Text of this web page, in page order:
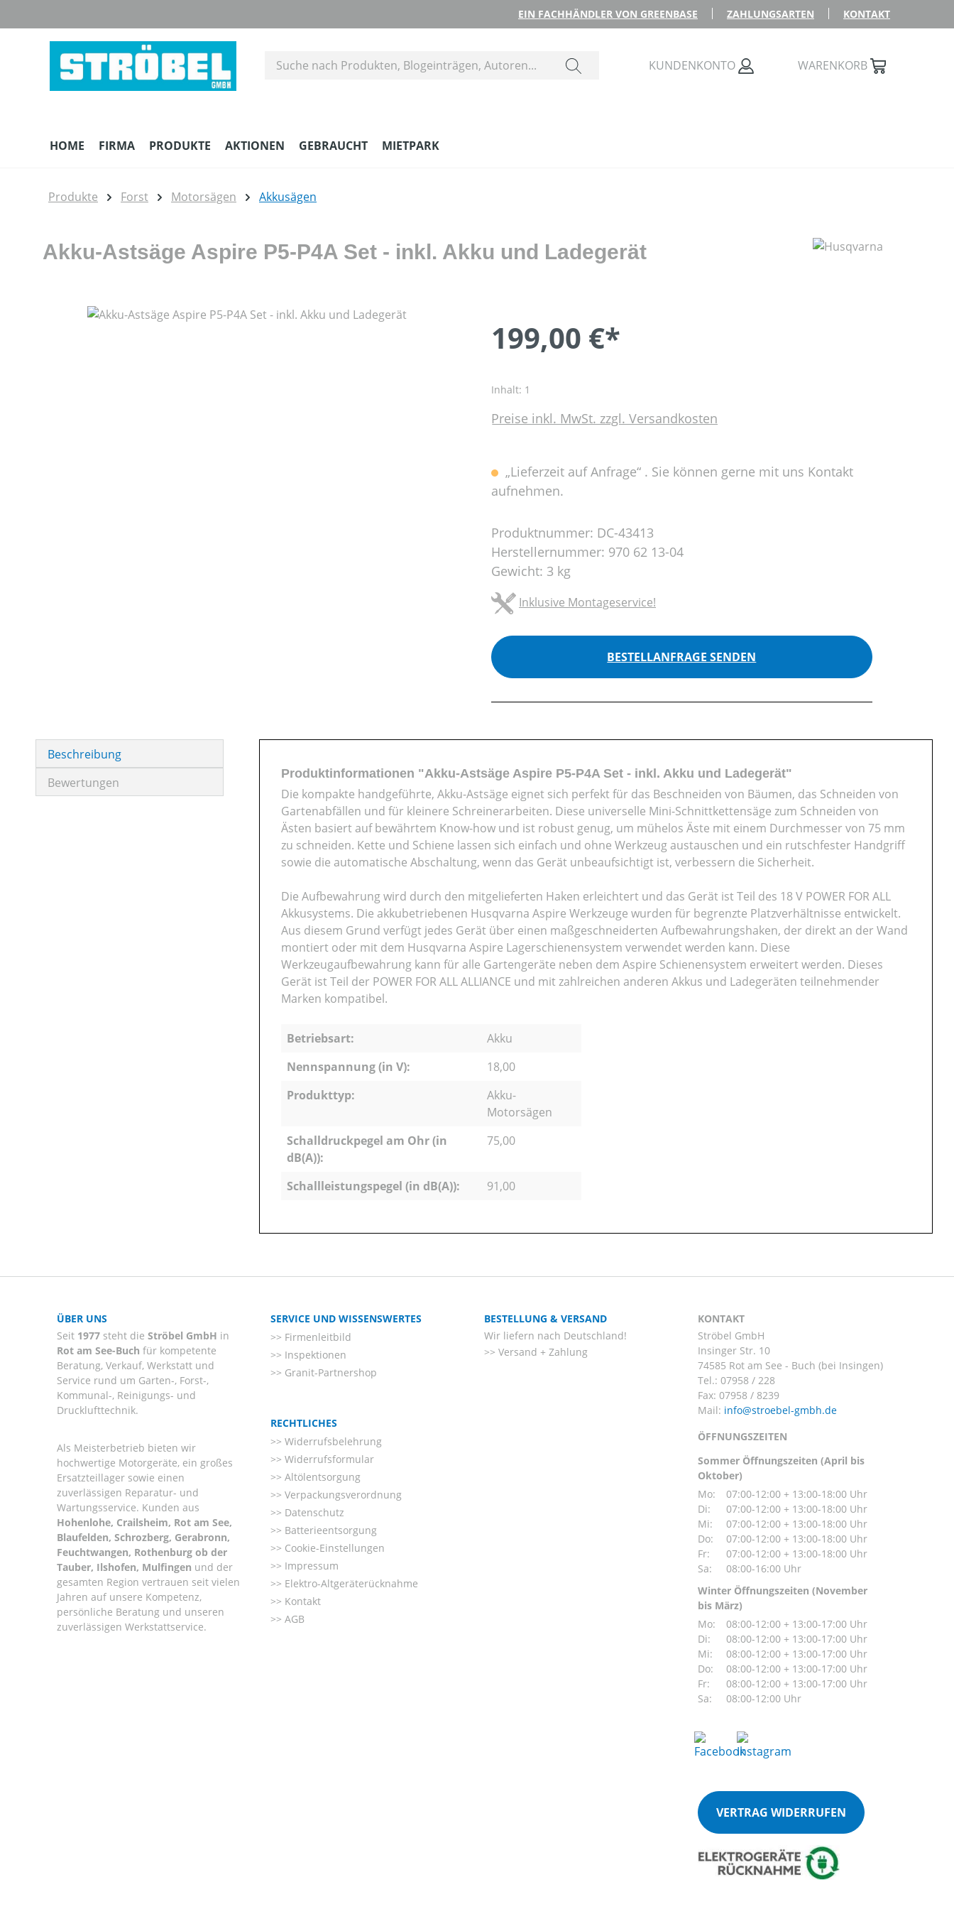
EIN FACHHÄNDLER VON GREENBASE ZAHLUNGSARTEN KONTAKT
KUNDENKONTO WARENKORB
HOME FIRMA PRODUKTE AKTIONEN GEBRAUCHT MIETPARK
Produkte Forst Motorsägen Akkusägen
Akku-Astsäge Aspire P5-P4A Set - inkl. Akku und Ladegerät
Bildergalerie überspringen
199,00 €*
Inhalt: 1
Preise inkl. MwSt. zzgl. Versandkosten
„Lieferzeit auf Anfrage“ . Sie können gerne mit uns Kontakt
aufnehmen.
Produktnummer: DC-43413
Herstellernummer: 970 62 13-04
Gewicht: 3 kg
Inklusive Montageservice!
BESTELLANFRAGE SENDEN
Beschreibung
Bewertungen
Produktinformationen "Akku-Astsäge Aspire P5-P4A Set - inkl. Akku und Ladegerät"
Die kompakte handgeführte, Akku-Astsäge eignet sich perfekt für das Beschneiden von Bäumen, das Schneiden von
Gartenabfällen und für kleinere Schreinerarbeiten. Diese universelle Mini-Schnittkettensäge zum Schneiden von
Ästen basiert auf bewährtem Know-how und ist robust genug, um mühelos Äste mit einem Durchmesser von 75 mm
zu schneiden. Kette und Schiene lassen sich einfach und ohne Werkzeug austauschen und ein rutschfester Handgriff
sowie die automatische Abschaltung, wenn das Gerät unbeaufsichtigt ist, verbessern die Sicherheit.
Die Aufbewahrung wird durch den mitgelieferten Haken erleichtert und das Gerät ist Teil des 18 V POWER FOR ALL
Akkusystems. Die akkubetriebenen Husqvarna Aspire Werkzeuge wurden für begrenzte Platzverhältnisse entwickelt.
Aus diesem Grund verfügt jedes Gerät über einen maßgeschneiderten Aufbewahrungshaken, der direkt an der Wand
montiert oder mit dem Husqvarna Aspire Lagerschienensystem verwendet werden kann. Diese
Werkzeugaufbewahrung kann für alle Gartengeräte neben dem Aspire Schienensystem erweitert werden. Dieses
Gerät ist Teil der POWER FOR ALL ALLIANCE und mit zahlreichen anderen Akkus und Ladegeräten teilnehmender
Marken kompatibel.
Betriebsart:
Akku
Nennspannung (in V):
18,00
Produkttyp:
Akku-
Motorsägen
Schalldruckpegel am Ohr (in
dB(A)):
75,00
Schallleistungspegel (in dB(A)): 91,00
ÜBER UNS
Seit 1977 steht die Ströbel GmbH in
Rot am See-Buch für kompetente
Beratung, Verkauf, Werkstatt und
Service rund um Garten-, Forst-,
Kommunal-, Reinigungs- und
Drucklufttechnik.
Als Meisterbetrieb bieten wir
hochwertige Motorgeräte, ein großes
Ersatzteillager sowie einen
zuverlässigen Reparatur- und
Wartungsservice. Kunden aus
Hohenlohe, Crailsheim, Rot am See,
Blaufelden, Schrozberg, Gerabronn,
Feuchtwangen, Rothenburg ob der
Tauber, Ilshofen, Mulfingen und der
gesamten Region vertrauen seit vielen
Jahren auf unsere Kompetenz,
persönliche Beratung und unseren
zuverlässigen Werkstattservice.
SERVICE UND WISSENSWERTES
Firmenleitbild
Inspektionen
Granit-Partnershop
RECHTLICHES
Widerrufsbelehrung
Widerrufsformular
Altölentsorgung
Verpackungsverordnung
Datenschutz
Batterieentsorgung
Cookie-Einstellungen
Impressum
Elektro-Altgeräterücknahme
Kontakt
AGB
BESTELLUNG & VERSAND
Wir liefern nach Deutschland!
Versand + Zahlung
KONTAKT
Ströbel GmbH
Insinger Str. 10
74585 Rot am See - Buch (bei Insingen)
Tel.: 07958 / 228
Fax: 07958 / 8239
Mail:
ÖFFNUNGSZEITEN
Sommer Öffnungszeiten (April bis
Oktober)
Mo:
07:00-12:00 + 13:00-18:00 Uhr
Di:
07:00-12:00 + 13:00-18:00 Uhr
Mi:
07:00-12:00 + 13:00-18:00 Uhr
Do:
07:00-12:00 + 13:00-18:00 Uhr
Fr:
07:00-12:00 + 13:00-18:00 Uhr
Sa:
08:00-16:00 Uhr
Winter Öffnungszeiten (November
bis März)
Mo:
08:00-12:00 + 13:00-17:00 Uhr
Di:
08:00-12:00 + 13:00-17:00 Uhr
Mi:
08:00-12:00 + 13:00-17:00 Uhr
Do:
08:00-12:00 + 13:00-17:00 Uhr
Fr:
08:00-12:00 + 13:00-17:00 Uhr
Sa:
08:00-12:00 Uhr
VERTRAG WIDERRUFEN